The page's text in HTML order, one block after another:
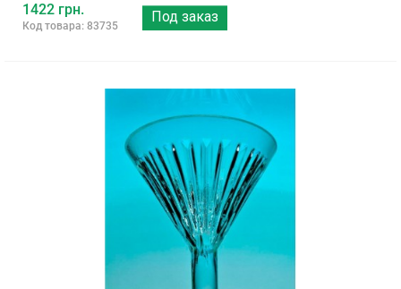
1422 грн.
Код товара: 83735
Под заказ